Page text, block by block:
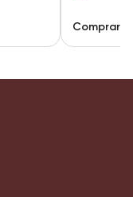
Comprar: